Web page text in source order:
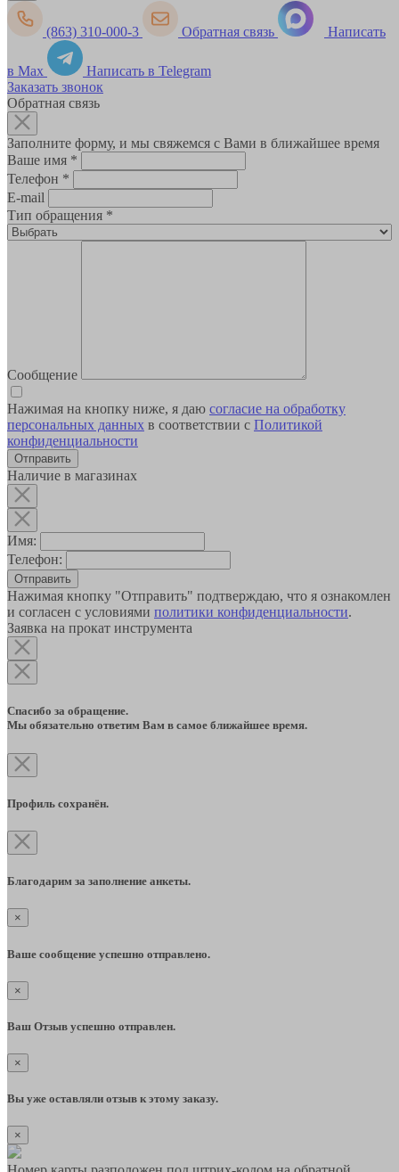
(863) 310-000-3 Обратная связь Написать
в Max
Написать в Telegram
Заказать звонок
Обратная связь
Заполните форму, и мы свяжемся с Вами в ближайшее время
Ваше имя *
Телефон *
E-mail
Тип обращения *
Сообщение
Нажимая на кнопку ниже, я даю согласие на обработку
персональных данных в соответствии с Политикой
конфиденциальности
Наличие в магазинах
Имя:
Телефон:
Отправить
Нажимая кнопку "Отправить" подтверждаю, что я ознакомлен
и согласен с условиями политики конфиденциальности.
Заявка на прокат инструмента
Спасибо за обращение.
Мы обязательно ответим Вам в самое ближайшее время.
Профиль сохранён.
Благодарим за заполнение анкеты.
×
Ваше сообщение успешно отправлено.
×
Ваш Отзыв успешно отправлен.
×
Вы уже оставляли отзыв к этому заказу.
×